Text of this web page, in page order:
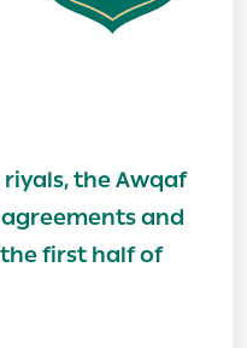
the Awqaf
and
first half of